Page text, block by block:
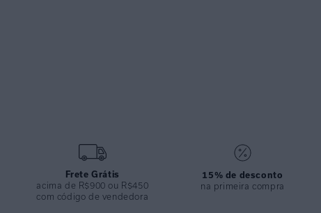
Frete Grátis
acima de R$900 ou R$450
com código de vendedora
15% de desconto
na primeira compra